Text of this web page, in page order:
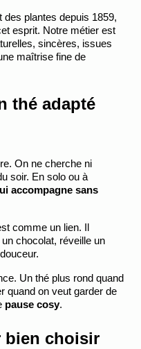
des plantes depuis 1859,
esprit. Notre métier est
sincères, issues
maîtrise fine de
thé adapté
On ne cherche ni
soir. En solo ou à
accompagne sans
comme un lien. Il
chocolat, réveille un
Un thé plus rond quand
quand on veut garder de
pause cosy.
bien choisir